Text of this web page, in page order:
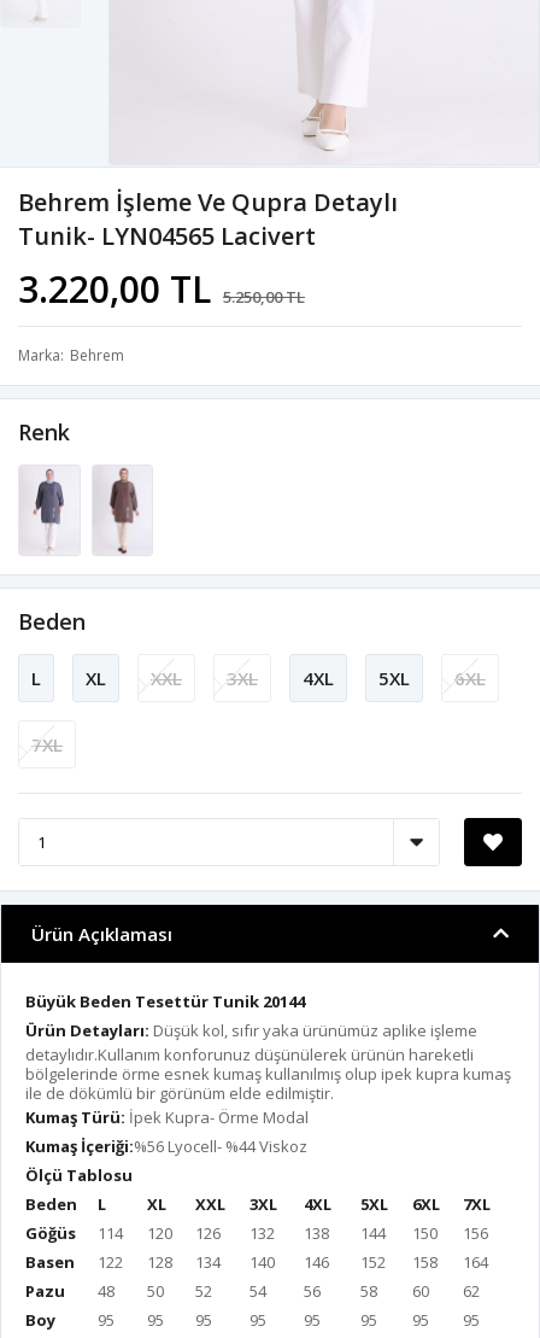
Behrem İşleme Ve Qupra Detaylı
Tunik- LYN04565 Lacivert
3.220,00 TL 5.250,00 TL
Marka Behrem
Renk
Beden
L XL XXL 3XL 4XL 5XL 6XL
7XL
Ürün Açıklaması
Büyük Beden Tesettür Tunik 20144
Ürün Detayları: Düşük kol, sıfır yaka ürünümüz aplike işleme
detaylıdır.Kullanım konforunuz düşünülerek ürünün hareketli
bölgelerinde örme esnek kumaş kullanılmış olup ipek kupra kumaş
ile de dökümlü bir görünüm elde edilmiştir.
Kumaş Türü: İpek Kupra- Örme Modal
Kumaş İçeriği:%56 Lyocell- %44 Viskoz
Ölçü Tablosu
Beden
L XL XXL 3XL 4XL 5XL 6XL
7XL
Göğüs
114 120 126 132 138 144 150
156
Basen
122 128 134 140 146 152 158
164
Pazu
48 50 52 54 56 58 60
62
Boy
95 95 95 95 95 95 95 95